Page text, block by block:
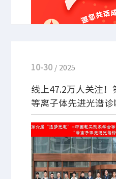
10-30 / 2025
线上47.2万人关注
等离子体先进光谱
术研讨会成功举办
本次会议以 “等离子体先
究” 核心主题，邀请了国
研究成果与实践探索，吸
华中科技大学等20余所国
者参会，并同步在线直播